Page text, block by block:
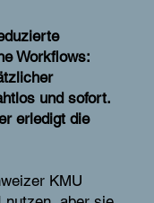
Workflows:
und sofort.
erledigt die
KMU